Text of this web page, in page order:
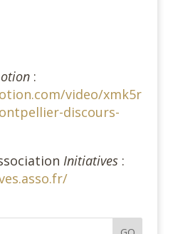
:
video/xmk5r
discours-
Initiatives: